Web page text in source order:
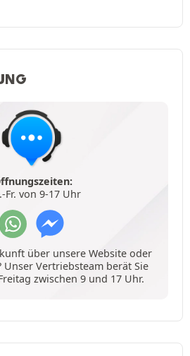
Fr. von 9-17 Uhr
über unsere Website oder
Unser Vertriebsteam berät Sie
zwischen 9 und 17 Uhr.